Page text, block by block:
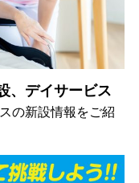
、デイサービス
の新設情報をご紹